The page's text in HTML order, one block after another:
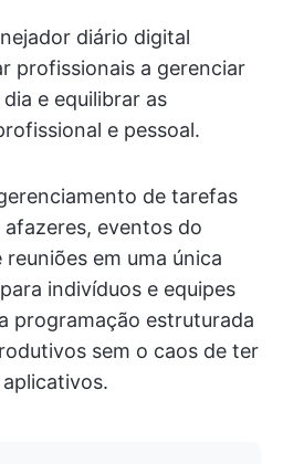
diário digital
profissionais a gerenciar
e equilibrar as
e pessoal.
de tarefas
eventos do
em uma única
indivíduos e equipes
programação estruturada
sem o caos de ter